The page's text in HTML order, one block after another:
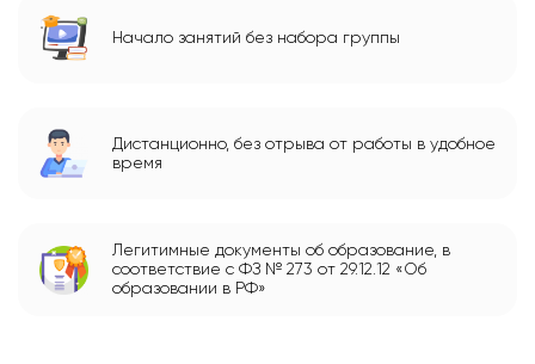
Начало занятий без набора группы
Дистанционно, без отрыва от работы в удобное
время
Легитимные документы об образование, в
соответствие с ФЗ № 273 от 29.12.12 «Об
образовании в РФ»